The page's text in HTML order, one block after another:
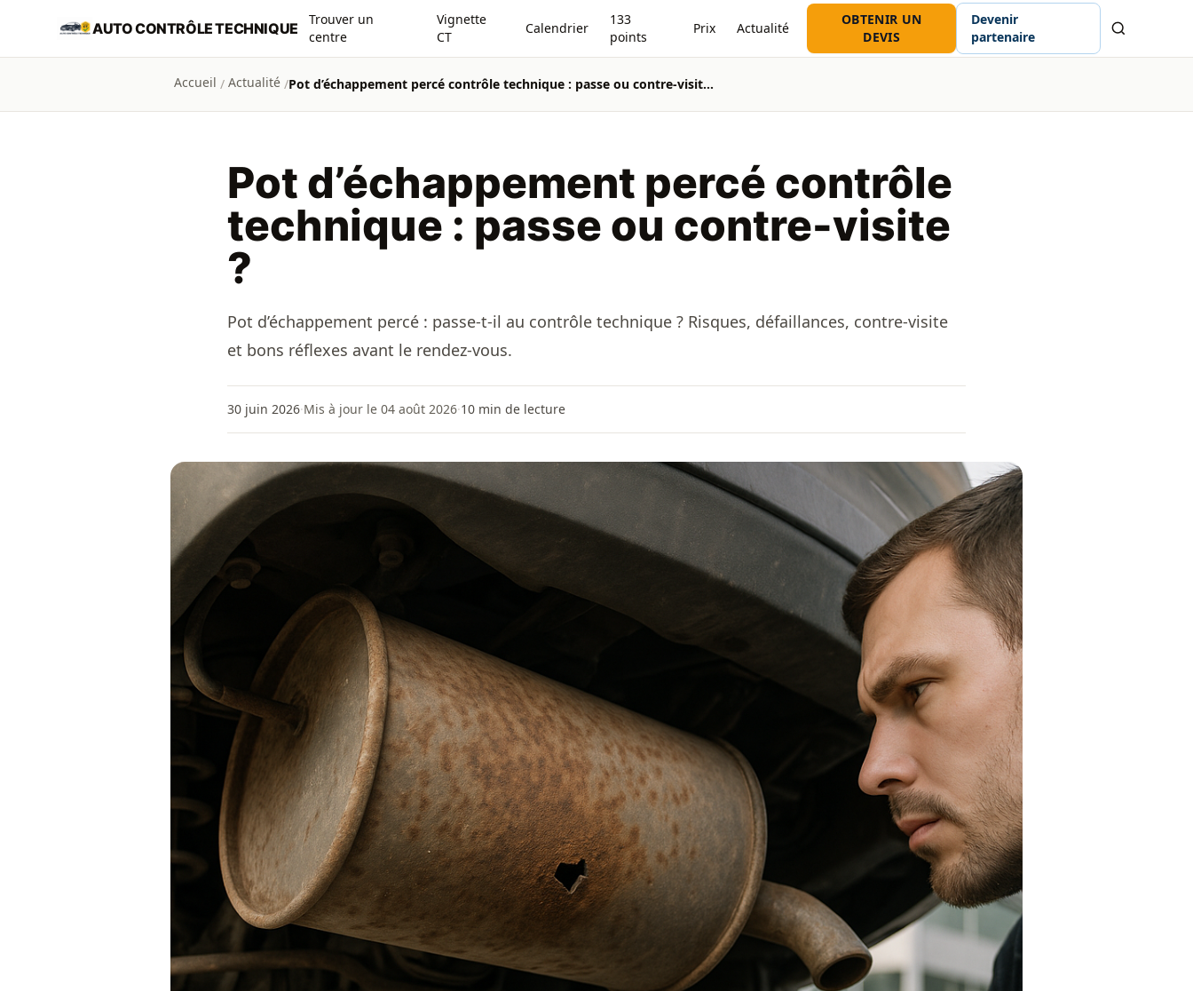
Aller au contenu principal
AUTO CONTRÔLE TECHNIQUE
Trouver un
centre
Vignette
CT
Calendrier
133
points
Prix Actualité
OBTENIR UN
DEVIS
Devenir
partenaire
Accueil / Actualité / Pot d’échappement percé contrôle technique : passe ou contre-visite ?
Pot d’échappement percé contrôle
technique : passe ou contre-visite
?
Pot d’échappement percé : passe-t-il au contrôle technique ? Risques, défaillances, contre-visite
et bons réflexes avant le rendez-vous.
30 juin 2026·Mis à jour le 04 août 2026·10 min de lecture